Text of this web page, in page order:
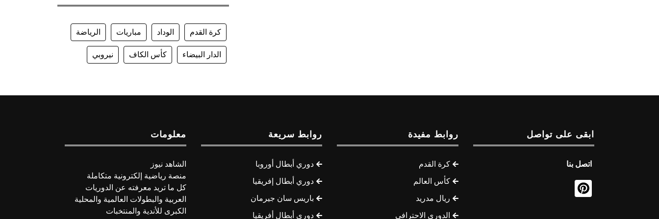
كرة القدم الوداد مباريات الرياضة
الدار البيضاء كأس الكاف نيروبي
ابقى على تواصل
اتصل بنا
روابط مفيدة
كرة القدم
كأس العالم
ريال مدريد
الدوري الاحترافي
روابط سريعة
دوري أبطال أوروبا
دوري أبطال إفريقيا
باريس سان جيرمان
دوري أبطال أفريقيا
معلومات
الشاهد نيوز
منصة رياضية إلكترونية متكاملة
كل ما تريد معرفته عن الدوريات
العربية والبطولات العالمية والمحلية
الكبرى للأندية والمنتخبات